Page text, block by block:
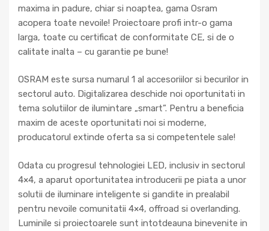
maxima in padure, chiar si noaptea, gama Osram
acopera toate nevoile! Proiectoare profi intr-o gama
larga, toate cu certificat de conformitate CE, si de o
calitate inalta – cu garantie pe bune!
OSRAM este sursa numarul 1 al accesoriilor si becurilor in
sectorul auto. Digitalizarea deschide noi oportunitati in
tema solutiilor de ilumintare „smart”. Pentru a beneficia
maxim de aceste oportunitati noi si moderne,
producatorul extinde oferta sa si competentele sale!
Odata cu progresul tehnologiei LED, inclusiv in sectorul
4×4, a aparut oportunitatea introducerii pe piata a unor
solutii de iluminare inteligente si gandite in prealabil
pentru nevoile comunitatii 4×4, offroad si overlanding.
Luminile si proiectoarele sunt intotdeauna binevenite in